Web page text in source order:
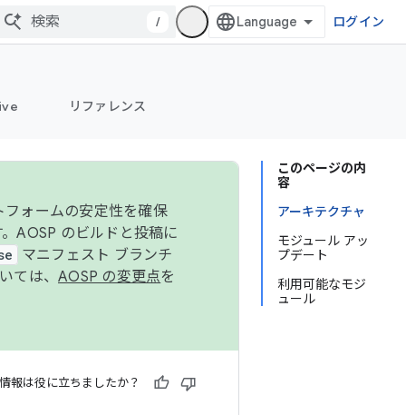
/ ログイン
リファレンス
このページの内
容
アーキテクチャ
モジュール アッ
プデート
利用可能なモジ
ュール
ォームの安定性を確保
AOSP のビルドと投稿に
マニフェスト ブランチ
ては、 AOSP の変更点を
報は役に立ちましたか？